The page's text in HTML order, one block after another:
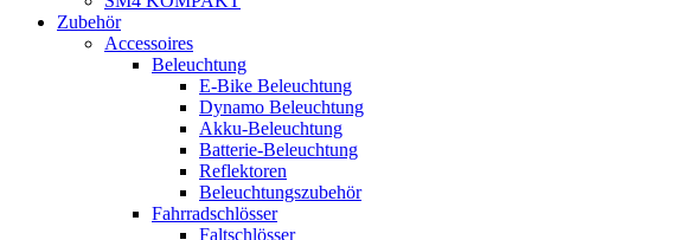
Zubehör
Accessoires
Beleuchtung
E-Bike Beleuchtung
Dynamo Beleuchtung
Akku-Beleuchtung
Batterie-Beleuchtung
Reflektoren
Beleuchtungszubehör
Fahrradschlösser
Faltschlösser